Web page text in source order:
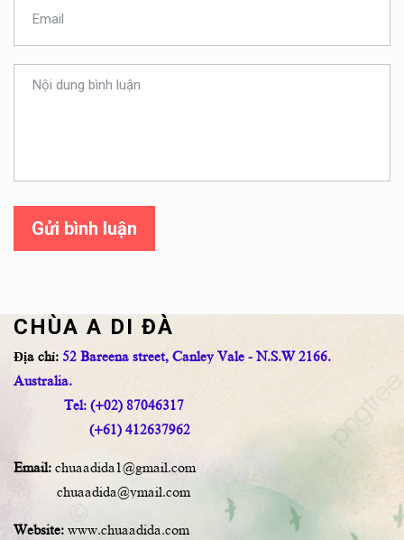
Gửi bình luận
CHÙA A DI ĐÀ
Địa chỉ: 52 Bareena street, Canley Vale - N.S.W 2166.
Australia.
Tel: (+02) 87046317
(+61) 412637962
Email: chuaadida1@gmail.com
chuaadida@ymail.com
Website: www.chuaadida.com